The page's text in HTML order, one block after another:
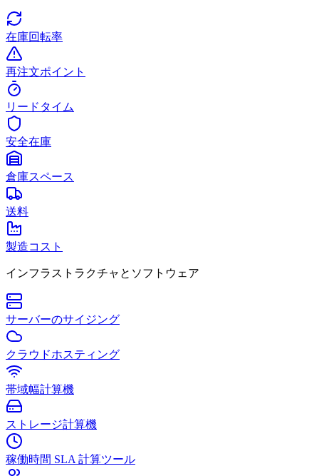
在庫回転率
再注文ポイント
リードタイム
安全在庫
倉庫スペース
送料
製造コスト
インフラストラクチャとソフトウェア
サーバーのサイジング
クラウドホスティング
帯域幅計算機
ストレージ計算機
稼働時間 SLA 計算ツール